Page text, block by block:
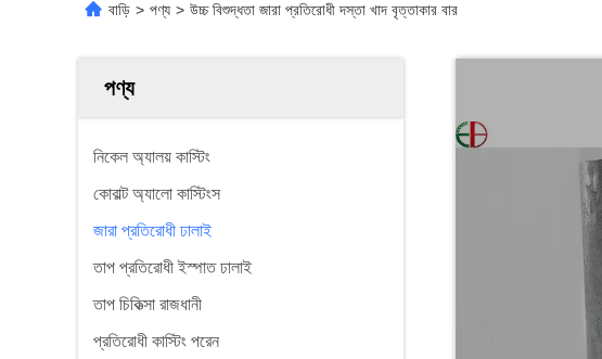
বাড়ি > পণ্য > উচ্চ বিশুদ্ধতা জারা প্রতিরোধী দস্তা খাদ বৃত্তাকার বার
পণ্য
নিকেল অ্যালয় কাস্টিং
কোবাল্ট অ্যালো কাস্টিংস
জারা প্রতিরোধী ঢালাই
তাপ প্রতিরোধী ইস্পাত ঢালাই
তাপ চিকিত্সা রাজধানী
প্রতিরোধী কাস্টিং পরেন